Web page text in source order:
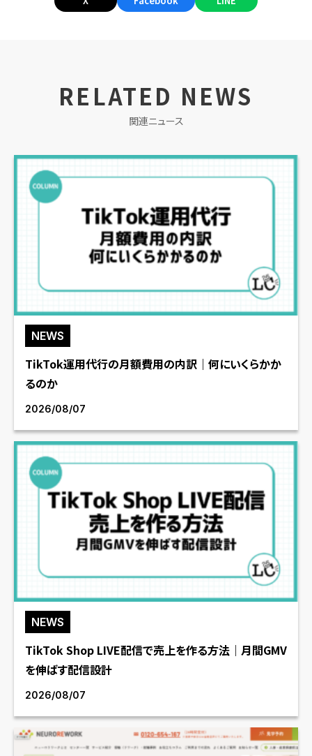
RELATED NEWS
関連ニュース
NEWS
TikTok運用代行の月額費用の内訳｜何にいくらかか
るのか
2026/08/07
NEWS
TikTok Shop LIVE配信で売上を作る方法｜月間GMV
を伸ばす配信設計
2026/08/07